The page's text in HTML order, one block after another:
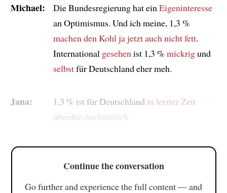
Michael: Die Bundesregierung hat ein Eigeninteresse
an Optimismus. Und ich meine, 1,3 %
machen den Kohl ja jetzt auch nicht fett.
International gesehen ist 1,3 % mickrigund
selbstfür Deutschland eher meh.
Jana: 1,3 % ist für Deutschland in letzter Zeit
überdurchschnittlich.
Continue the conversation
Go further and experience the full content — and